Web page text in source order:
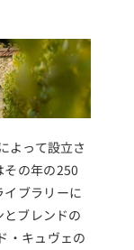
よって設立さ
その年の250
ブラリーに
ブレンドの
・キュヴェの